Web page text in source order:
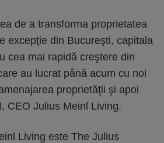
de a transforma proprietatea
excepţie din Bucureşti, capitala
cea mai rapidă creştere din
au lucrat până acum cu noi
proprietăţii şi apoi
CEO Julius Meinl Living.
Living este The Julius